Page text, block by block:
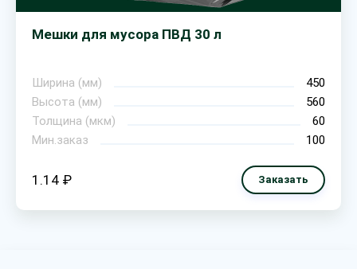
Мешки для мусора ПВД 30 л
Ширина (мм)
450
Высота (мм)
560
Толщина (мкм)
60
Мин.заказ
100
1.14 ₽ Заказать